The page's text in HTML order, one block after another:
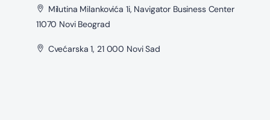
Milutina Milankovića 1i, Navigator Business Center
11070 Novi Beograd
Cvećarska 1, 21 000 Novi Sad